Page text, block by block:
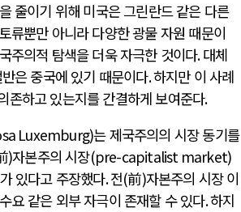
줄이기 위해 미국은 그린란드 같은 다른
류뿐만 아니라 다양한 광물 자원 때문이
주의적 탐색을 더욱 자극한 것이다.대체
은 중국에 있기 때문이다.하지만 이 사례
존하고 있는지를 간결하게 보여준다.
Luxemburg)는 제국주의의 시장 동기를
)자본주의 시장(pre-capitalist market)
있다고 주장했다.전(前)자본주의 시장 이
요 같은 외부 자극이 존재할 수 있다.하지